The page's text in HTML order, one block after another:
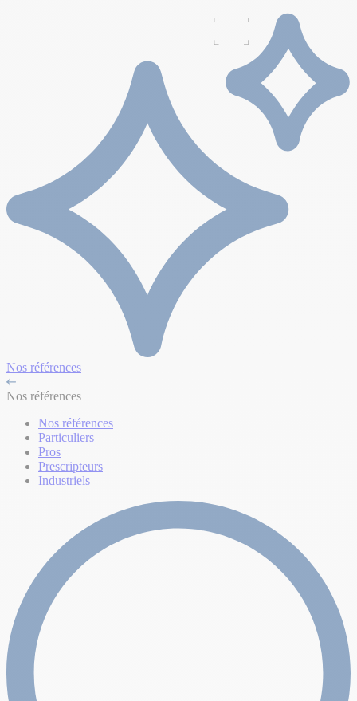
Nos références
Nos références
Nos références
Particuliers
Pros
Prescripteurs
Industriels